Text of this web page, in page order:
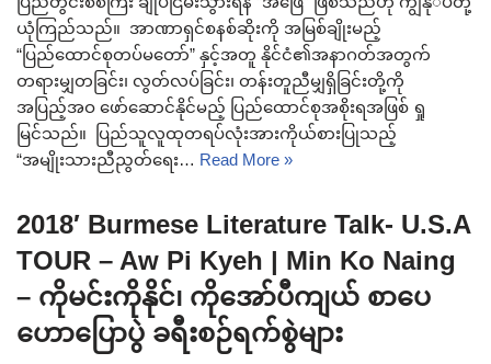
ယုံကြည်သည်။ အာဏာရှင်စနစ်ဆိုးကို အမြစ်ချိုးမည့်
“ပြည်ထောင်စုတပ်မတော်” နှင့်အတူ နိုင်ငံ၏အနာဂတ်အတွက်
တရားမျှတခြင်း၊ လွတ်လပ်ခြင်း၊ တန်းတူညီမျှရှိခြင်းတို့ကို
အပြည့်အဝ ဖော်ဆောင်နိုင်မည့် ပြည်ထောင်စုအစိုးရအဖြစ် ရှု
မြင်သည်။ ပြည်သူလူထုတရပ်လုံးအားကိုယ်စားပြုသည့်
“အမျိုးသားညီညွတ်ရေး… Read More »
2018′ Burmese Literature Talk- U.S.A
TOUR – Aw Pi Kyeh | Min Ko Naing
– ကိုမင်းကိုနိုင်၊ ကိုအော်ပီကျယ် စာပေ
ဟောပြောပွဲ ခရီးစဉ်ရက်စွဲများ